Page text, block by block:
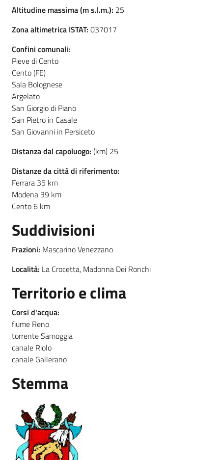
Altitudine massima (m s.l.m.): 25
Zona altimetrica ISTAT: 037017
Confini comunali:
Pieve di Cento
Cento (FE)
Sala Bolognese
Argelato
San Giorgio di Piano
San Pietro in Casale
San Giovanni in Persiceto
Distanza dal capoluogo: (km) 25
Distanze da città di riferimento:
Ferrara 35 km
Modena 39 km
Cento 6 km
Suddivisioni
Frazioni: Mascarino Venezzano
Località: La Crocetta, Madonna Dei Ronchi
Territorio e clima
Corsi d'acqua:
fiume Reno
torrente Samoggia
canale Riolo
canale Gallerano
Stemma